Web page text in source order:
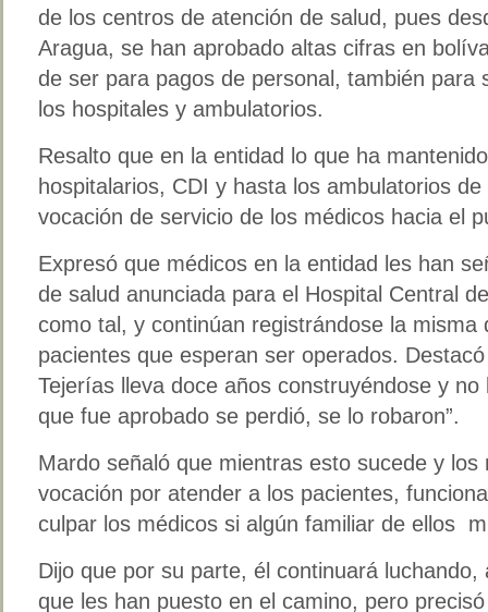
de los centros de atención de salud, pues
Aragua, se han aprobado altas cifras en
de ser para pagos de personal, también para
los hospitales y ambulatorios.
Resalto que en la entidad lo que ha
hospitalarios, CDI y hasta los ambulatorios
vocación de servicio de los médicos hacia el
Expresó que médicos en la entidad les han
de salud anunciada para el Hospital Central
como tal, y continúan registrándose la misma
pacientes que esperan ser operados.
Tejerías lleva doce años construyéndose y no
que fue aprobado se perdió, se lo robaron”.
Mardo señaló que mientras esto sucede y
vocación por atender a los pacientes,
culpar los médicos si algún familiar de ellos
Dijo que por su parte, él continuará
que les han puesto en el camino, pero